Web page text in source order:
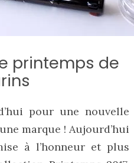
printemps de
pour une nouvelle
marque ! Aujourd’hui
à l’honneur et plus